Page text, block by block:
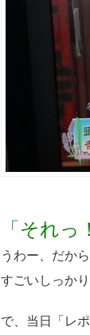
「それっ
うわー、だか
すごいしっかり
で、当日「レ